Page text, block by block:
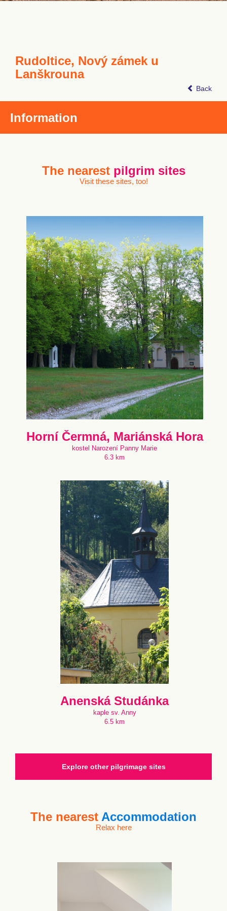
Rudoltice, Nový zámek u
Lanškrouna
Back
Information
The nearest pilgrim sites
Visit these sites, too!
Horní Čermná, Mariánská Hora
kostel Narození Panny Marie
6.3 km
Anenská Studánka
kaple sv. Anny
6.5 km
Explore other pilgrimage sites
The nearest Accommodation
Relax here